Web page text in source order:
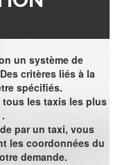
un système de
critères liés à la
spécifiés.
tous les taxis les plus
par un taxi, vous
les coordonnées du
demande.